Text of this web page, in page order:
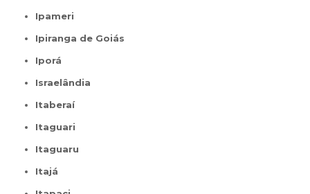
Ipameri
Ipiranga de Goiás
Iporá
Israelândia
Itaberaí
Itaguari
Itaguaru
Itajá